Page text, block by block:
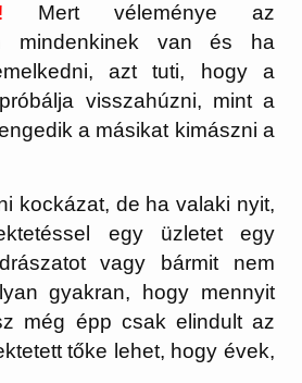
Mert véleménye az
mindenkinek van és ha
azt tuti, hogy a
visszahúzni, mint a
a másikat kimászni a
kockázat, de ha valaki nyit,
egy üzletet egy
vagy bármit nem
gyakran, hogy mennyit
még épp csak elindult az
tőke lehet, hogy évek,